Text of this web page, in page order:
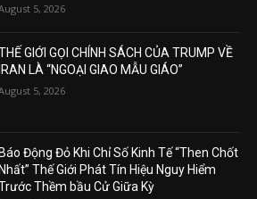
5, 2026
GIỚI GỌI CHÍNH SÁCH CỦA TRUMP VỀ
IRAN LÀ “NGOẠI GIAO MẪU GIÁO”
5, 2026
Báo Động Đỏ Khi Chỉ Số Kinh Tế “Then Chốt
Nhất” Thế Giới Phát Tín Hiệu Nguy Hiểm
Thềm bầu Cử Giữa Kỳ